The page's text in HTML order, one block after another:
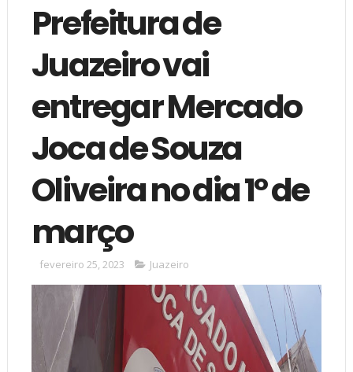
Prefeitura de
Juazeiro vai
entregar Mercado
Joca de Souza
Oliveira no dia 1º de
março
fevereiro 25, 2023 Juazeiro